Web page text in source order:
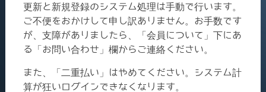
更新と新規登録のシステム処理は手動で行います。
ご不便をおかけして申し訳ありません。お手数です
が、支障がありましたら、「会員について」下にあ
る「お問い合わせ」欄からご連絡ください。
また、「二重払い」はやめてください。システム計
算が狂いログインできなくなります。